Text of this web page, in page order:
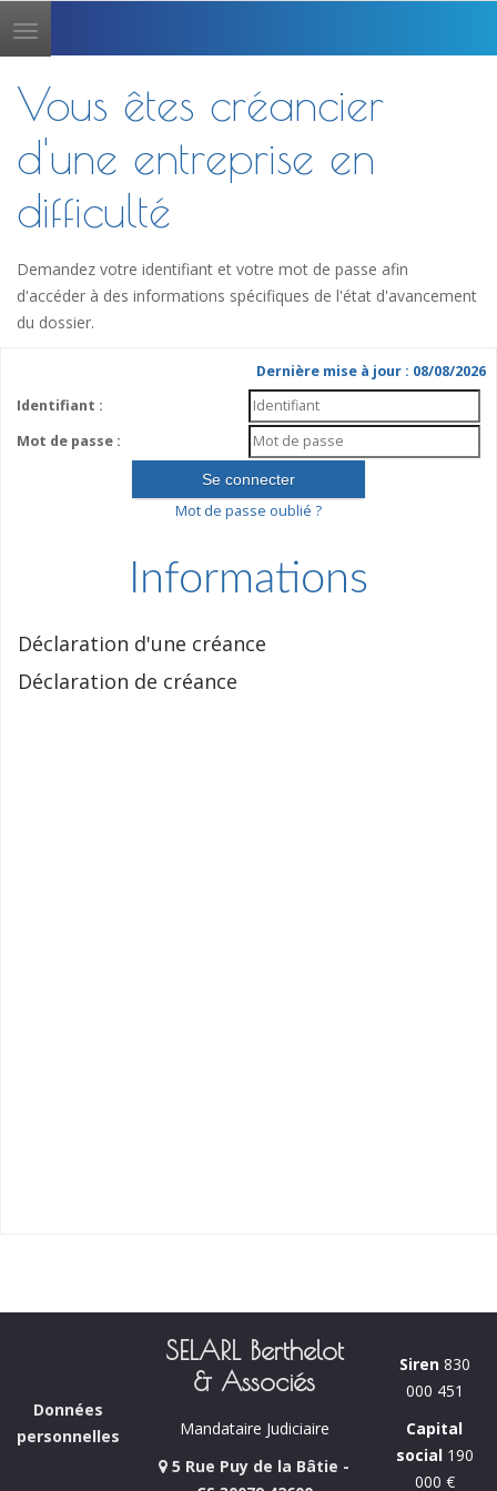
Toggle
navigation
Vous êtes créancier
d'une entreprise en
difficulté
Demandez votre identifiant et votre mot de passe afin
d'accéder à des informations spécifiques de l'état d'avancement
du dossier.
Dernière mise à jour : 08/08/2026
Identifiant :
Mot de passe :
Mot de passe oublié ?
Informations
Déclaration d'une créance
Déclaration de créance
Données
personnelles
SELARL Berthelot
& Associés
Mandataire Judiciaire
5 Rue Puy de la Bâtie -
Siren830
000 451
Capital
social190
000 €